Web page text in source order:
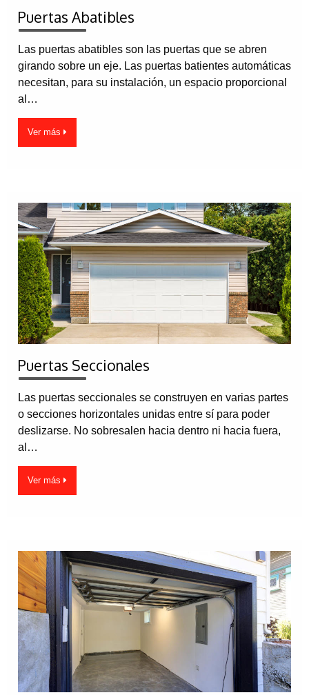
Puertas Abatibles
Las puertas abatibles son las puertas que se abren
girando sobre un eje. Las puertas batientes automáticas
necesitan, para su instalación, un espacio proporcional
al…
Ver más
Puertas Seccionales
Las puertas seccionales se construyen en varias partes
o secciones horizontales unidas entre sí para poder
deslizarse. No sobresalen hacia dentro ni hacia fuera,
al…
Ver más